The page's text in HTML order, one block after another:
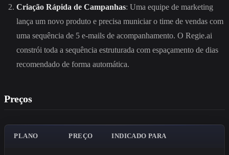
Criação Rápida de Campanhas: Uma equipe de marketing
lança um novo produto e precisa municiar o time de vendas com
uma sequência de 5 e-mails de acompanhamento. O Regie.ai
constrói toda a sequência estruturada com espaçamento de dias
recomendado de forma automática.
Preços
PLANO PREÇO INDICADO PARA